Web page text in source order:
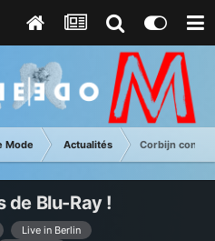
Mode Actualités Corbijn
de Blu-Ray !
Live in Berlin